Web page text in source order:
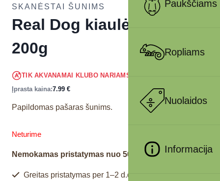
Paukščiams
Ropliams
Nuolaidos
Informacija
SKANĖSTAI ŠUNIMS
Real Dog kiaulės žarnos
200g
TIK AKVANAMAI KLUBO NARIAMS
Įprasta kaina:7.99 €
Papildomas pašaras šunims.
Neturime
Nemokamas pristatymas nuo 50€
Greitas pristatymas per 1–2 d.d.